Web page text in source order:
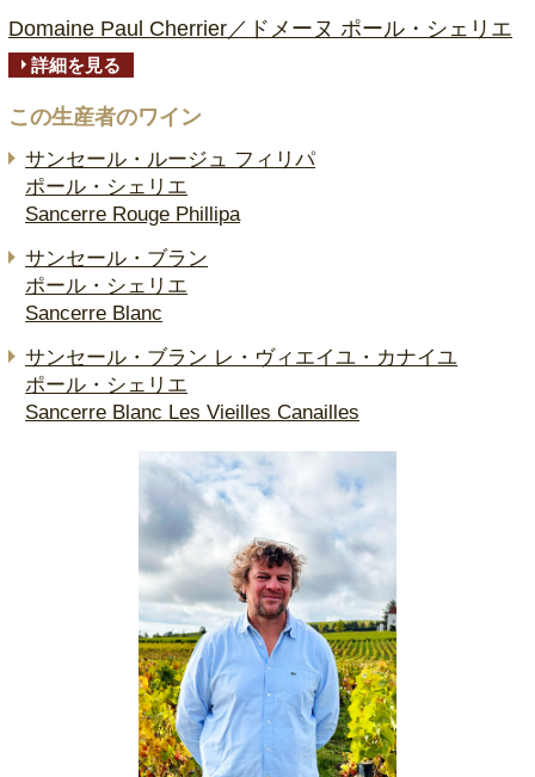
Domaine Paul Cherrier／ドメーヌ ポール・シェリエ
詳細を見る
この生産者のワイン
サンセール・ルージュ フィリパ
ポール・シェリエ
Sancerre Rouge Phillipa
サンセール・ブラン
ポール・シェリエ
Sancerre Blanc
サンセール・ブラン レ・ヴィエイユ・カナイユ
ポール・シェリエ
Sancerre Blanc Les Vieilles Canailles